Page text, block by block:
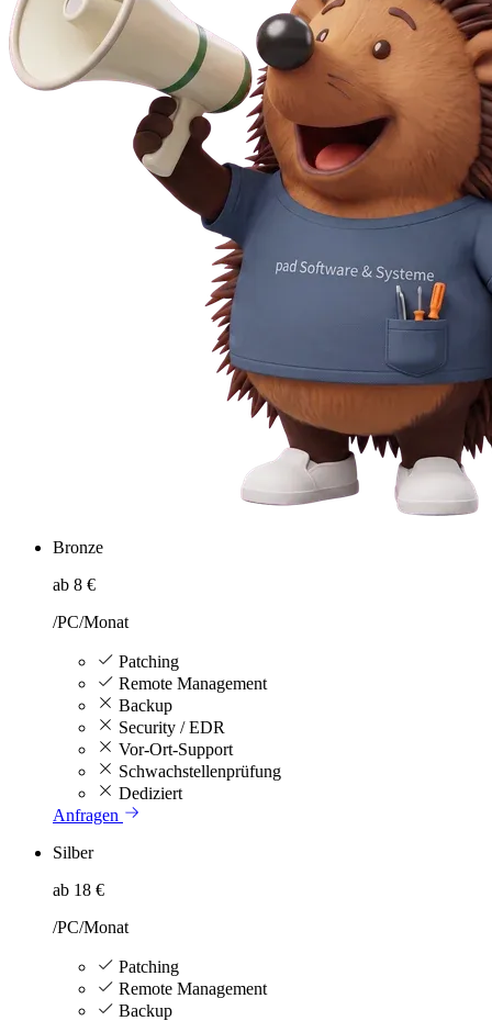
Bronze
ab 8 €
/PC/Monat
Patching
Remote Management
Backup
Security / EDR
Vor-Ort-Support
Schwachstellenprüfung
Dediziert
Anfragen
Silber
ab 18 €
/PC/Monat
Patching
Remote Management
Backup